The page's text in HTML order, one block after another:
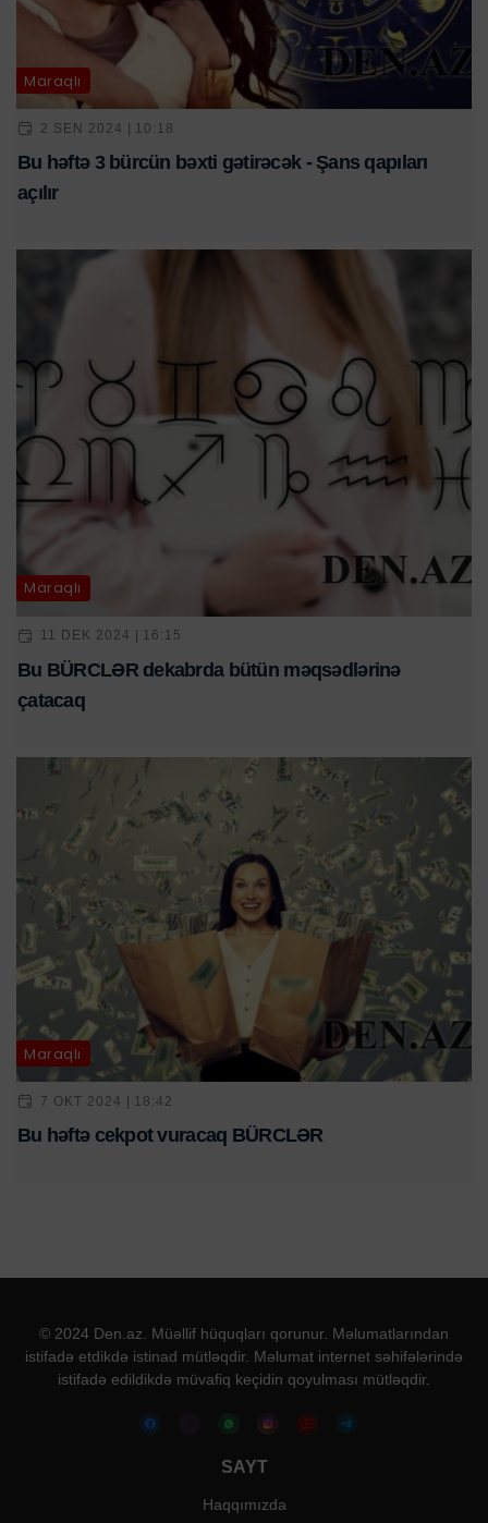
Maraqlı
2 SEN 2024 | 10:18
Bu həftə 3 bürcün bəxti gətirəcək - Şans qapıları
açılır
Maraqlı
11 DEK 2024 | 16:15
Bu BÜRCLƏR dekabrda bütün məqsədlərinə
çatacaq
Maraqlı
7 OKT 2024 | 18:42
Bu həftə cekpot vuracaq BÜRCLƏR
© 2024 Den.az. Müəllif hüquqları qorunur. Məlumatlarından
istifadə etdikdə istinad mütləqdir. Məlumat internet səhifələrində
istifadə edildikdə müvafiq keçidin qoyulması mütləqdir.
SAYT
Haqqımızda